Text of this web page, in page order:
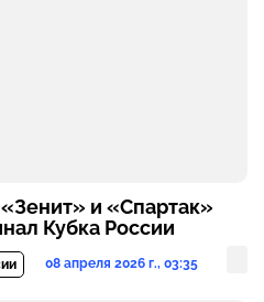
и «Спартак»
Кубка России
08 апреля 2026 г., 03:35